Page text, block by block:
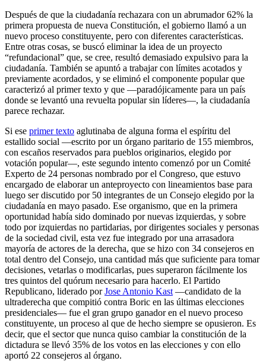
Después de que la ciudadanía rechazara con un abrumador 62% la
primera propuesta de nueva Constitución, el gobierno llamó a un
nuevo proceso constituyente, pero con diferentes características.
Entre otras cosas, se buscó eliminar la idea de un proyecto
“refundacional” que, se cree, resultó demasiado expulsivo para la
ciudadanía. También se apuntó a trabajar con límites acotados y
previamente acordados, y se eliminó el componente popular que
caracterizó al primer texto y que —paradójicamente para un país
donde se levantó una revuelta popular sin líderes—, la ciudadanía
parece rechazar.
Si ese primer texto aglutinaba de alguna forma el espíritu del
estallido social —escrito por un órgano paritario de 155 miembros,
con escaños reservados para pueblos originarios, elegido por
votación popular—, este segundo intento comenzó por un Comité
Experto de 24 personas nombrado por el Congreso, que estuvo
encargado de elaborar un anteproyecto con lineamientos base para
luego ser discutido por 50 integrantes de un Consejo elegido por la
ciudadanía en mayo pasado. Ese organismo, que en la primera
oportunidad había sido dominado por nuevas izquierdas, y sobre
todo por izquierdas no partidarias, por dirigentes sociales y personas
de la sociedad civil, esta vez fue integrado por una arrasadora
mayoría de actores de la derecha, que se hizo con 34 consejeros en
total dentro del Consejo, una cantidad más que suficiente para tomar
decisiones, vetarlas o modificarlas, pues superaron fácilmente los
tres quintos del quórum necesario para hacerlo. El Partido
Republicano, liderado porJose Antonio Kast —candidato de la
ultraderecha que compitió contra Boric en las últimas elecciones
presidenciales— fue el gran grupo ganador en el nuevo proceso
constituyente, un proceso al que de hecho siempre se opusieron. Es
decir, que el sector que nunca quiso cambiar la constitución de la
dictadura se llevó 35% de los votos en las elecciones y con ello
aportó 22 consejeros al órgano.